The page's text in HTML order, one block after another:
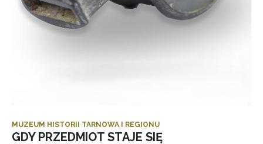
MUZEUM HISTORII TARNOWA I REGIONU
GDY PRZEDMIOT STAJE SIĘ